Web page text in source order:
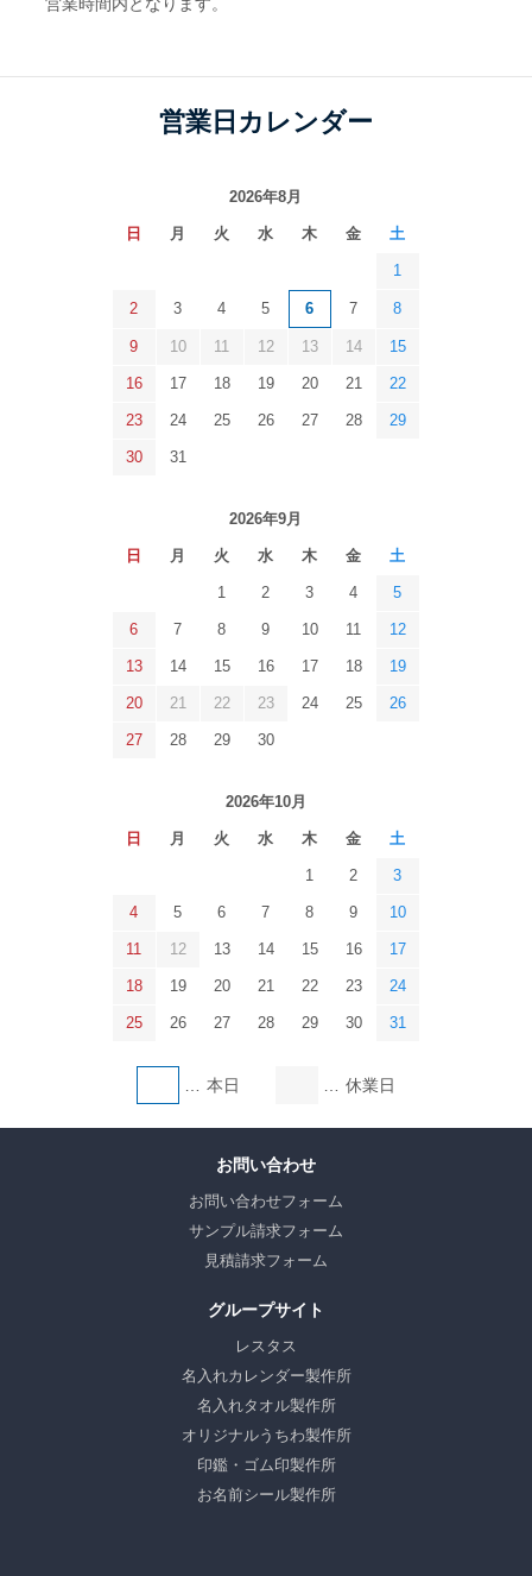
営業時間内となります。
営業日カレンダー
2026年8月
日 月 火 水 木 金 土
1
2 3 4 5 6 7 8
9 10 11 12 13 14 15
16 17 18 19 20 21 22
23 24 25 26 27 28 29
30 31
2026年9月
日 月 火 水 木 金 土
1 2 3 4 5
6 7 8 9 10 11 12
13 14 15 16 17 18 19
20 21 22 23 24 25 26
27 28 29 30
2026年10月
日 月 火 水 木 金 土
1 2 3
4 5 6 7 8 9 10
11 12 13 14 15 16 17
18 19 20 21 22 23 24
25 26 27 28 29 30 31
本日 休業日
お問い合わせ
お問い合わせフォーム
サンプル請求フォーム
見積請求フォーム
グループサイト
レスタス
名入れカレンダー製作所
名入れタオル製作所
オリジナルうちわ製作所
印鑑・ゴム印製作所
お名前シール製作所